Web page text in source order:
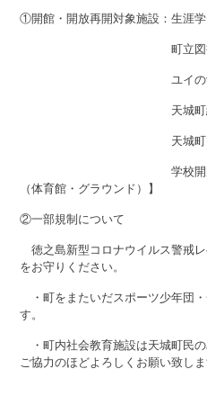
①開館・開放再開対象施設：生涯
町立図書
ユイの
天城町総合運動公
天城町B&G海洋セ
学校開放事業【各
（体育館・グラウンド）】
②一部規制について
徳之島新型コロナウイルス警戒
をお守りください。
・町をまたいだスポーツ少年団
す。
・町内社会教育施設は天城町民
ご協力のほどよろしくお願い致しま